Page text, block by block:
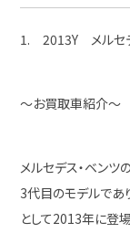
1. 2013Y メルセ
～お買取車紹介～
メルセデス・ベンツ
3代目のモデルであ
として2013年に登